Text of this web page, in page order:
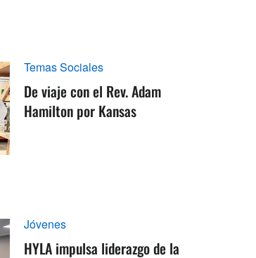
Temas Sociales
De viaje con el Rev. Adam
Hamilton por Kansas
Jóvenes
HYLA impulsa liderazgo de la